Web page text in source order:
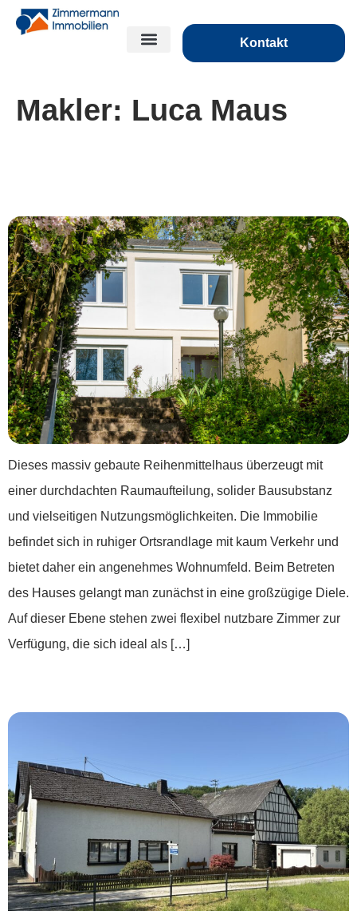
Kontakt
Makler: Luca Maus
Dieses massiv gebaute Reihenmittelhaus überzeugt mit
einer durchdachten Raumaufteilung, solider Bausubstanz
und vielseitigen Nutzungsmöglichkeiten. Die Immobilie
befindet sich in ruhiger Ortsrandlage mit kaum Verkehr und
bietet daher ein angenehmes Wohnumfeld. Beim Betreten
des Hauses gelangt man zunächst in eine großzügige Diele.
Auf dieser Ebene stehen zwei flexibel nutzbare Zimmer zur
Verfügung, die sich ideal als […]